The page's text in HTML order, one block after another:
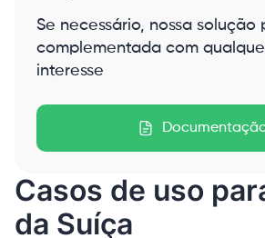
Se necessário, nossa solução
complementada com
interesse
Casos de uso
da Suíça